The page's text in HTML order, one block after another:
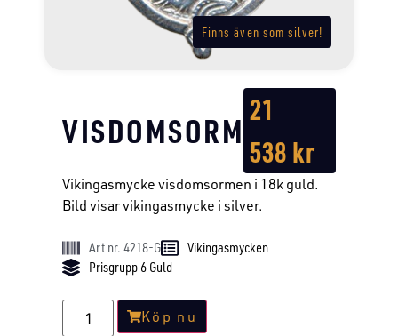
Finns även som silver!
VISDOMSORMEN
21
538kr
Vikingasmycke visdomsormen i 18k guld.
Bild visar vikingasmycke i silver.
Art nr. 4218-G
Vikingasmycken
Prisgrupp 6 Guld
Köp nu